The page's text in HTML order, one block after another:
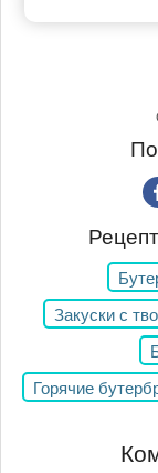
Закуски с
Горячие